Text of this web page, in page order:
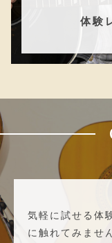
体験
気軽に試せる体
に触れてみませ